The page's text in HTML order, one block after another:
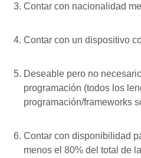
Contar con nacionalidad
Contar con un dispositivo
Deseable pero no
programación (todos los
programación/frameworks
Contar con disponibilidad
menos el 80% del total de